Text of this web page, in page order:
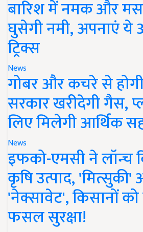
बारिश में नमक और
घुसेगी नमी, अपनाएं ये
ट्रिक्स
News
गोबर और कचरे से
सरकार खरीदेगी गैस,
लिए मिलेगी आर्थिक
News
इफको-एमसी ने लॉन्च
कृषि उत्पाद,
'नेक्सावेट', किसानों को
फसल सुरक्षा!